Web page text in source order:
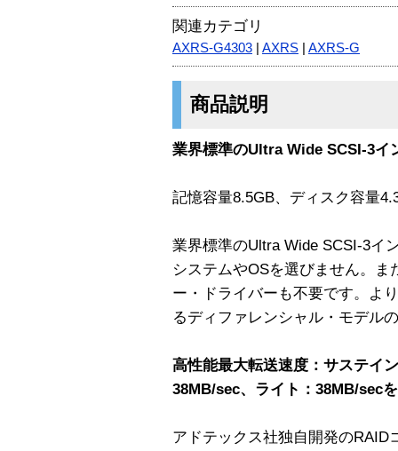
関連カテゴリ
AXRS-G4303 AXRS AXRS-G
商品説明
業界標準のUltra Wide SCSI-3イ
記憶容量8.5GB、ディスク容量
業界標準のUltra Wide SCSI-3イ
システムやOSを選びません。
ー・ドライバーも不要です。よ
るディファレンシャル・モデル
高性能最大転送速度：サステイ
38MB/sec、ライト：38MB/sec
アドテックス社独自開発のRAID